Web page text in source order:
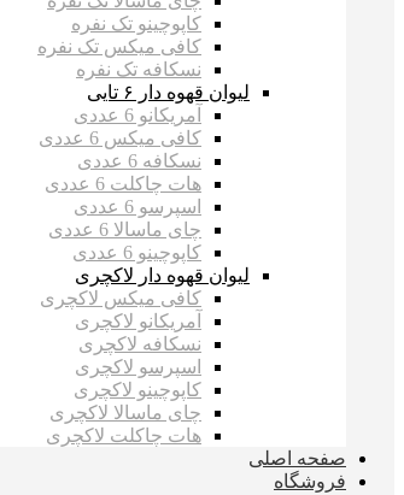
کاپوچینو تک نفره
کافی میکس تک نفره
نسکافه تک نفره
لیوان قهوه دار ۶ تایی
آمریکانو 6 عددی
کافی میکس 6 عددی
نسکافه 6 عددی
هات چاکلت 6 عددی
اسپرسو 6 عددی
چای ماسالا 6 عددی
کاپوچینو 6 عددی
لیوان قهوه دار لاکچری
کافی میکس لاکچری
آمریکانو لاکچری
نسکافه لاکچری
اسپرسو لاکچری
کاپوچینو لاکچری
چای ماسالا لاکچری
هات چاکلت لاکچری
صفحه اصلی
فروشگاه